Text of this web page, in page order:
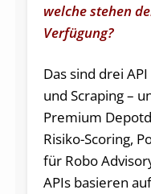
welche stehen
Verfügung?
Das sind drei
und Scraping –
Premium
Risiko-Scoring,
für Robo
APIs basieren